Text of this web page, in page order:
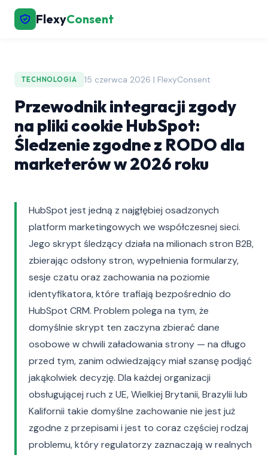
FlexyConsent
TECHNOLOGIA 15 czerwca 2026 | FlexyConsent
Przewodnik integracji zgody
na pliki cookie HubSpot:
Śledzenie zgodne z RODO dla
marketerów w 2026 roku
HubSpot jest jedną z najgłębiej osadzonych
platform marketingowych we współczesnej sieci.
Jego skrypt śledzący działa na milionach stron B2B,
zbierając odsłony stron, wypełnienia formularzy,
sesje czatu oraz zachowania na poziomie
identyfikatora, które trafiają bezpośrednio do
HubSpot CRM. Problem polega na tym, że
domyślnie skrypt ten zaczyna zbierać dane
osobowe w chwili załadowania strony — na długo
przed tym, zanim odwiedzający miał szansę podjąć
jakąkolwiek decyzję. Dla każdej organizacji
obsługującej ruch z UE, Wielkiej Brytanii, Brazylii lub
Kalifornii takie domyślne zachowanie nie jest już
zgodne z przepisami i jest to coraz częściej rodzaj
problemu, który regulatorzy zaznaczają w realnych